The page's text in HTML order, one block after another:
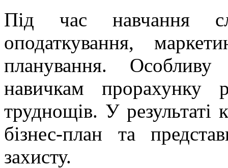
Під час навчання
оподаткування,
планування. Особливу
навичкам прорахунку
труднощів. У результаті
бізнес-план та
захисту.